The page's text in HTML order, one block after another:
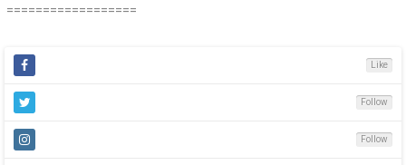
==================
Like
Follow
Follow